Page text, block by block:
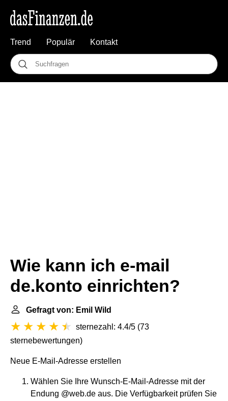
Trend Populär Kontakt
Wie kann ich e-mail
de.konto einrichten?
Gefragt von: Emil Wild
sternezahl: 4.4/5 (73
sternebewertungen)
Neue E-Mail-Adresse erstellen
Wählen Sie Ihre Wunsch-E-Mail-Adresse mit der
Endung @web.de aus. Die Verfügbarkeit prüfen Sie